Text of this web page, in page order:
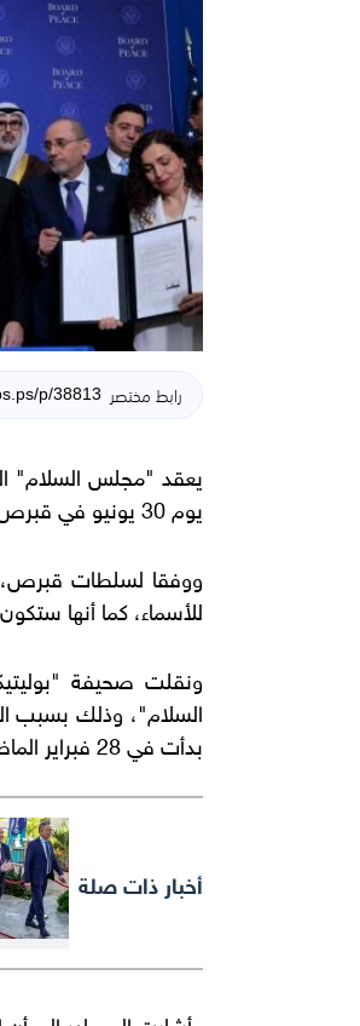
رابط مختصر
يعقد "مجلس السلام"
يوم 30 يونيو في قبرص، ويستمر لمدة يومين أو ثلاثة أيام.
ووفقا لسلطات قبرص،
للأسماء، كما أنها
ونقلت صحيفة
السلام"، وذلك بسبب
بدأت في 28 فبراير الماضي، حيث علّقت عدة دول مشاركتها في المجلس بعد الضربات على إيران.
أخبار ذات صلة